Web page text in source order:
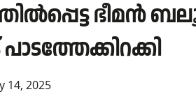
ഭീമൻ
14, 2025